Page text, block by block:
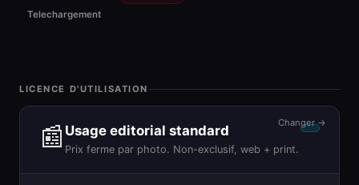
Telechargement
LICENCE D'UTILISATION
📰 Usage editorial standard
Prix ferme par photo. Non-exclusif, web + print.
Changer →